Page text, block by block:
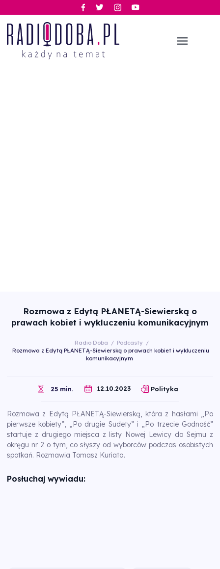
Rozmowa z Edytą PŁANETĄ-Siewierską o
prawach kobiet i wykluczeniu komunikacyjnym
Radio Doba / Podcasty /
Rozmowa z Edytą PŁANETĄ-Siewierską o prawach kobiet i wykluczeniu
komunikacyjnym
25 min. 12.10.2023 Polityka
Rozmowa z Edytą PŁANETĄ-Siewierską, która z hasłami „Po
pierwsze kobiety”, „Po drugie Sudety” i „Po trzecie Godność”
startuje z drugiego miejsca z listy Nowej Lewicy do Sejmu z
okręgu nr 2 o tym, co słyszy od wyborców podczas osobistych
spotkań. Rozmawia Tomasz Kuriata.
Posłuchaj wywiadu: